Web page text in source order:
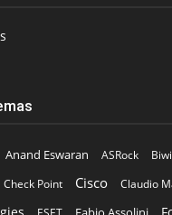
Anand Eswaran ASRock
Check Point Cisco Claudio